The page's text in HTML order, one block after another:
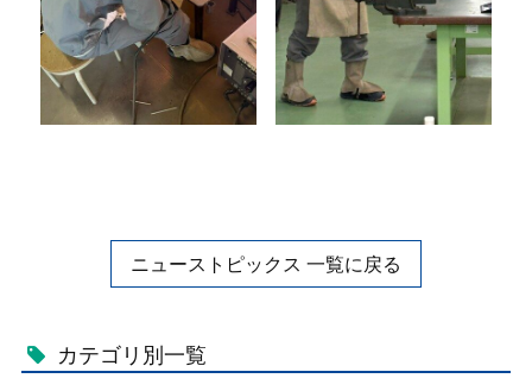
ニューストピックス 一覧に戻る
カテゴリ別一覧